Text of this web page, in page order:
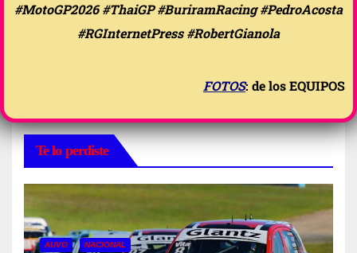
#MotoGP2026 #ThaiGP #BuriramRacing #PedroAcosta
#RGInternetPress #RobertGianola
FOTOS: de los EQUIPOS
Te lo perdiste
AUVO NACIONAL